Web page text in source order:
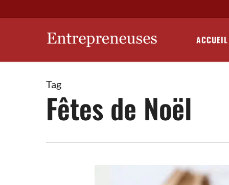
to
ACCUEIL
Tag
Fêtes de Noël